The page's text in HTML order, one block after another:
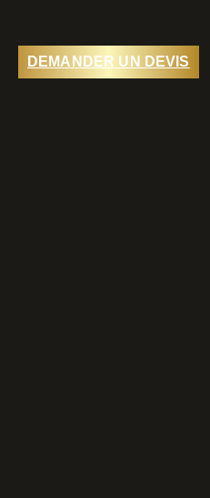
DEMANDER UN DEVIS